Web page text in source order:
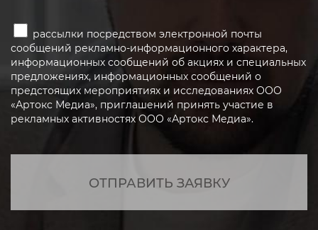
рассылки посредством электронной почты
сообщений рекламно-информационного характера,
информационных сообщений об акциях и специальных
предложениях, информационных сообщений о
предстоящих мероприятиях и исследованиях ООО
«Артокс Медиа», приглашений принять участие в
рекламных активностях ООО «Артокс Медиа».
ОТПРАВИТЬ ЗАЯВКУ